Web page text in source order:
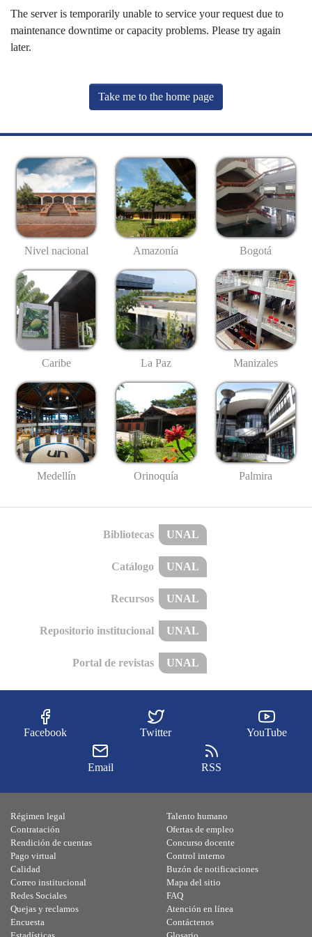
The server is temporarily unable to service your request due to
maintenance downtime or capacity problems. Please try again
later.
Take me to the home page
Nivel nacional Amazonía Bogotá
Caribe La Paz Manizales
Medellín Orinoquía Palmira
Bibliotecas UNAL
Catálogo UNAL
Recursos UNAL
Repositorio institucional UNAL
Portal de revistas UNAL
Facebook Twitter YouTube
Email RSS
Régimen legal
Contratación
Rendición de cuentas
Pago virtual
Calidad
Talento humano
Ofertas de empleo
Concurso docente
Control interno
Buzón de notificaciones
Correo institucional
Redes Sociales
Quejas y reclamos
Encuesta
Mapa del sitio
FAQ
Atención en línea
Contáctenos